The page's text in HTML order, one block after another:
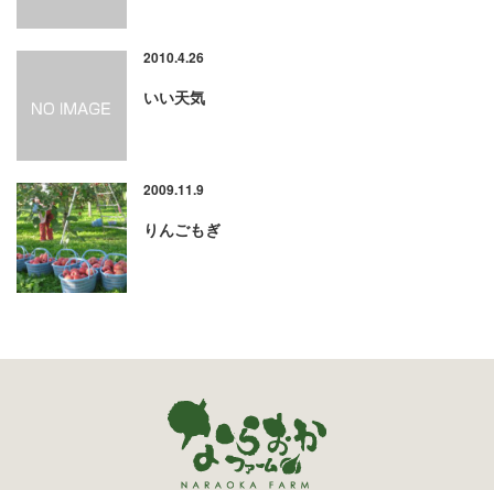
2010.4.26
いい天気
2009.11.9
りんごもぎ